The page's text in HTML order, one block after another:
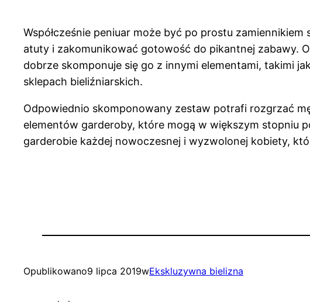
Współcześnie peniuar może być po prostu
atuty i zakomunikować gotowość do pikantnej zabawy.
dobrze skomponuje się go z innymi elementami, takimi
sklepach bieliźniarskich.
Odpowiednio skomponowany zestaw potrafi rozgrzać
elementów garderoby, które mogą w większym stopniu
garderobie każdej nowoczesnej i wyzwolonej kobiety,
Opublikowano9 lipca 2019wEkskluzywna bielizna